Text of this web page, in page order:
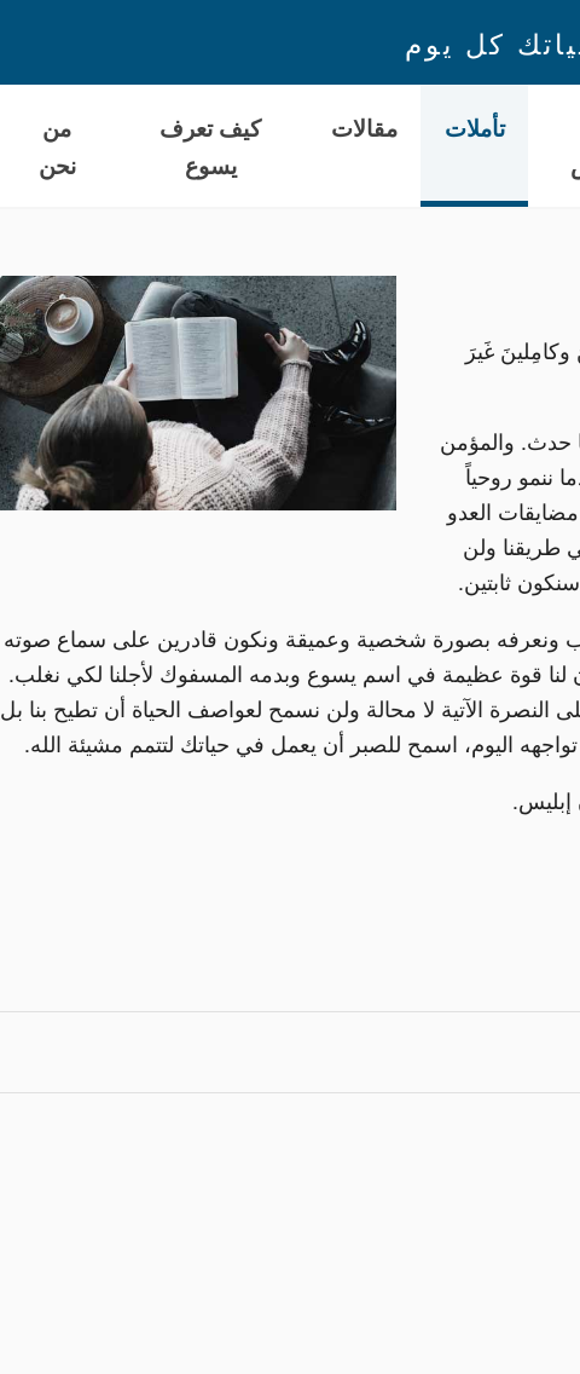
كل يوم
تأملات مقالات
كيف تعرف
يسوع
من
نحن
غَيرَ
حدث. والمؤمن
ننمو روحياً
العدو
طريقنا ولن
ثابتين.
ونعرفه بصورة شخصية وعميقة ونكون قادرين على سماع صوته
قوة عظيمة في اسم يسوع وبدمه المسفوك لأجلنا لكي نغلب.
النصرة الآتية لا محالة ولن نسمح لعواصف الحياة أن تطيح بنا بل
اليوم، اسمح للصبر أن يعمل في حياتك لتتمم مشيئة الله.
إبليس.